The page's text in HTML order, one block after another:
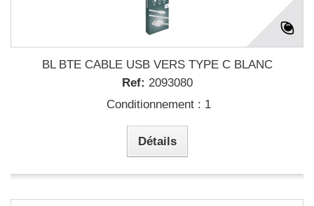
BL BTE CABLE USB VERS TYPE C BLANC
Ref: 2093080
Conditionnement : 1
Détails